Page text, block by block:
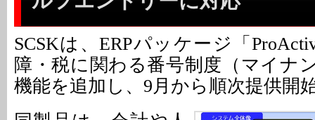
SCSKは、ERPパッケージ「
障・税に関わる番号制度（マイナ
機能を追加し、9月から順次提供開